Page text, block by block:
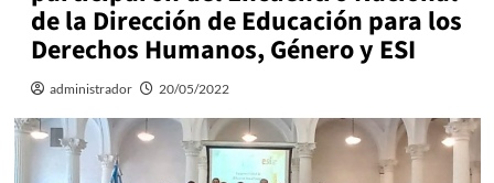
de la Dirección de Educación para los
Derechos Humanos, Género y ESI
administrador 20/05/2022